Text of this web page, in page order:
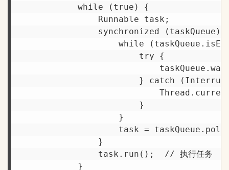
            while (true) {
                Runnable task;
synchronized (taskQueue)
while
                        try {
} catch
                        }
                    }
task =
                }
                task.run();  // 执行任务
            }